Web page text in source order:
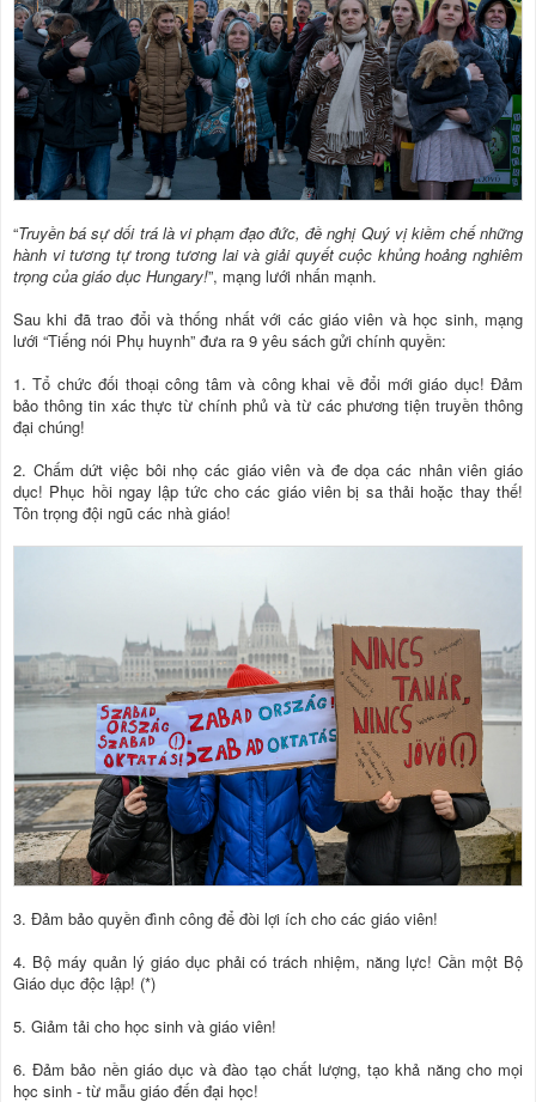
“Truyền bá sự dối trá là vi phạm đạo đức, đề nghị Quý vị kiềm chế những
hành vi tương tự trong tương lai và giải quyết cuộc khủng hoảng nghiêm
trọng của giáo dục Hungary!”, mạng lưới nhấn mạnh.
Sau khi đã trao đổi và thống nhất với các giáo viên và học sinh, mạng
lưới “Tiếng nói Phụ huynh” đưa ra 9 yêu sách gửi chính quyền:
1. Tổ chức đối thoại công tâm và công khai về đổi mới giáo dục! Đảm
bảo thông tin xác thực từ chính phủ và từ các phương tiện truyền thông
đại chúng!
2. Chấm dứt việc bôi nhọ các giáo viên và đe dọa các nhân viên giáo
dục! Phục hồi ngay lập tức cho các giáo viên bị sa thải hoặc thay thế!
Tôn trọng đội ngũ các nhà giáo!
3. Đảm bảo quyền đình công để đòi lợi ích cho các giáo viên!
4. Bộ máy quản lý giáo dục phải có trách nhiệm, năng lực! Cần một Bộ
Giáo dục độc lập! (*)
5. Giảm tải cho học sinh và giáo viên!
6. Đảm bảo nền giáo dục và đào tạo chất lượng, tạo khả năng cho mọi
học sinh - từ mẫu giáo đến đại học!